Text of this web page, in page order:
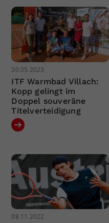
30.05.2023
ITF Warmbad Villach:
Kopp gelingt im
Doppel souveräne
Titelverteidigung
08.11.2022